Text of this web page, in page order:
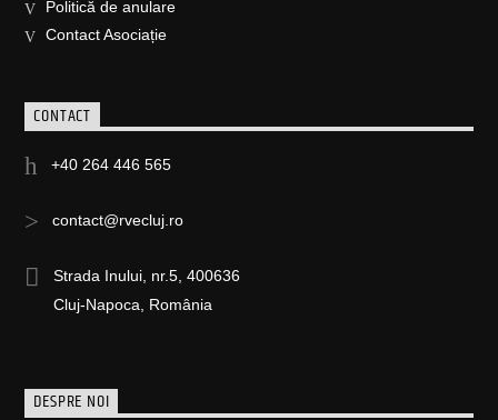
Politică de anulare
Contact Asociație
CONTACT
+40 264 446 565
contact@rvecluj.ro
Strada Inului, nr.5, 400636
Cluj-Napoca, România
DESPRE NOI